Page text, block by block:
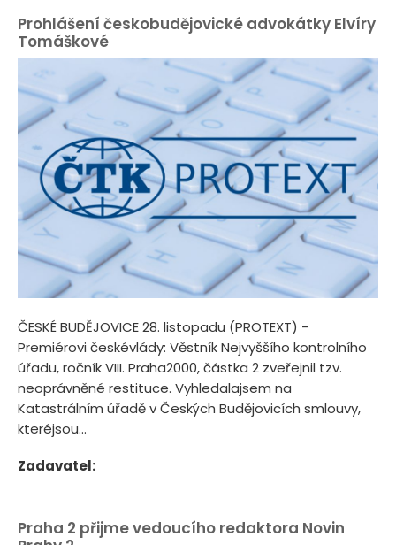
Prohlášení českobudějovické advokátky Elvíry
Tomáškové
ČESKÉ BUDĚJOVICE 28. listopadu (PROTEXT) -
Premiérovi českévlády: Věstník Nejvyššího kontrolního
úřadu, ročník VIII. Praha2000, částka 2 zveřejnil tzv.
neoprávněné restituce. Vyhledalajsem na
Katastrálním úřadě v Českých Budějovicích smlouvy,
kteréjsou...
Zadavatel:
Praha 2 přijme vedoucího redaktora Novin